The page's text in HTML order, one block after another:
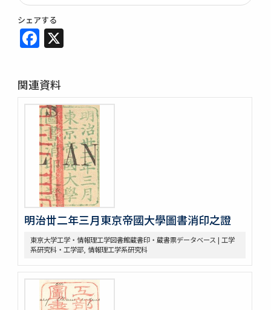
シェアする
Facebook
関連資料
明治丗二年三月東京帝國大學圖書消印之證
東京大学工学・情報理工学図書館蔵書印・蔵書票データベース | 工学
系研究科・工学部, 情報理工学系研究科